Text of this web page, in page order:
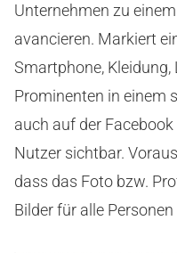
Unternehmen zu
avancieren. Markiert
Smartphone, Kleidung,
Prominenten in einem
auch auf der
Nutzer sichtbar.
dass das Foto bzw.
Bilder für alle